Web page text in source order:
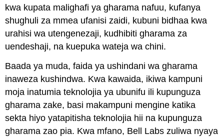
kwa kupata malighafi ya gharama nafuu, kufanya
shughuli za mmea ufanisi zaidi, kubuni bidhaa kwa
urahisi wa utengenezaji, kudhibiti gharama za
uendeshaji, na kuepuka wateja wa chini.
Baada ya muda, faida ya ushindani wa gharama
inaweza kushindwa. Kwa kawaida, ikiwa kampuni
moja inatumia teknolojia ya ubunifu ili kupunguza
gharama zake, basi makampuni mengine katika
sekta hiyo yatapitisha teknolojia hii na kupunguza
gharama zao pia. Kwa mfano, Bell Labs zuliwa nyaya